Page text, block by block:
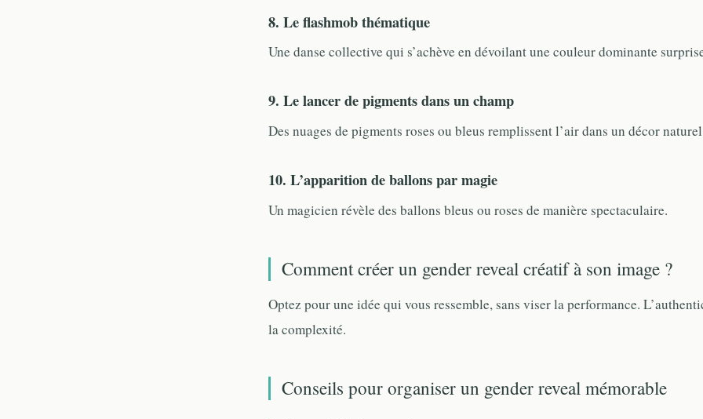
8. Le flashmob thématique
Une danse collective qui s’achève en dévoilant une couleur dominante
9. Le lancer de pigments dans un champ
Des nuages de pigments roses ou bleus remplissent l’air dans un décor
10. L’apparition de ballons par magie
Un magicien révèle des ballons bleus ou roses de manière spectaculaire.
Comment créer un gender reveal créatif à son image ?
Optez pour une idée qui vous ressemble, sans viser la performance.
la complexité.
Conseils pour organiser un gender reveal mémorable